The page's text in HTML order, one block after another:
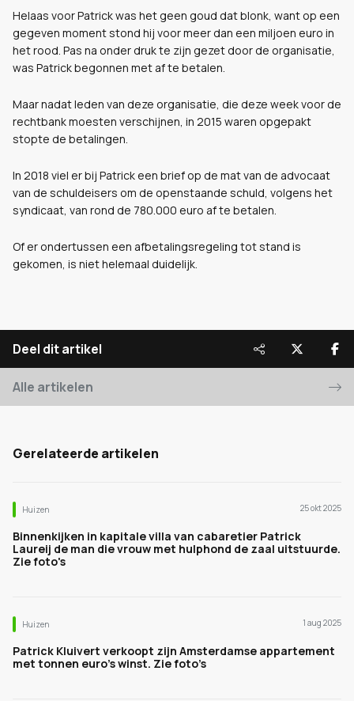
Helaas voor Patrick was het geen goud dat blonk, want op een
gegeven moment stond hij voor meer dan een miljoen euro in
het rood. Pas na onder druk te zijn gezet door de organisatie,
was Patrick begonnen met af te betalen.
Maar nadat leden van deze organisatie, die deze week voor de
rechtbank moesten verschijnen, in 2015 waren opgepakt
stopte de betalingen.
In 2018 viel er bij Patrick een brief op de mat van de advocaat
van de schuldeisers om de openstaande schuld, volgens het
syndicaat, van rond de 780.000 euro af te betalen.
Of er ondertussen een afbetalingsregeling tot stand is
gekomen, is niet helemaal duidelijk.
Deel dit artikel
Alle artikelen
Gerelateerde artikelen
Huizen 25 okt 2025
Binnenkijken in kapitale villa van cabaretier Patrick
Laureij de man die vrouw met hulphond de zaal uitstuurde.
Zie foto's
Huizen 1 aug 2025
Patrick Kluivert verkoopt zijn Amsterdamse appartement
met tonnen euro’s winst. Zie foto’s